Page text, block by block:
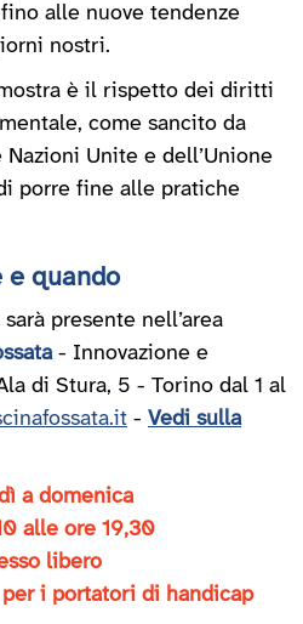
alle nuove tendenze
nostri.
è il rispetto dei diritti
come sancito da
Unite e dell’Unione
porre fine alle pratiche
e quando
presente nell’area
- Innovazione e
di Stura, 5 - Torino dal 1 al
- Vedi sulla
a domenica
alle ore 19,30
libero
i portatori di handicap